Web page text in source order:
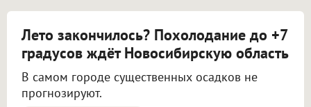
Лето закончилось? Похолодание до +7
градусов ждёт Новосибирскую область
В самом городе существенных осадков не
прогнозируют.